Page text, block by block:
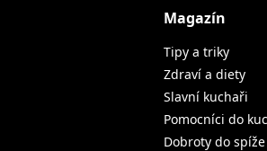
Magazín
Tipy a triky
Zdraví a diety
Slavní kuchaři
Pomocníci do
Dobroty do spíže